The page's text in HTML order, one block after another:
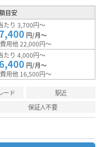
目安
たり 3,700円～
円/月～
用他 22,000円～
たり 4,000円～
円/月～
用他 16,500円～
ード
駅近
保証人不要